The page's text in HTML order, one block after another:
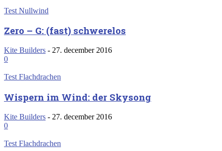
Test Nullwind
Zero – G: (fast) schwerelos
Kite Builders - 27. december 2016
0
Test Flachdrachen
Wispern im Wind: der Skysong
Kite Builders - 27. december 2016
0
Test Flachdrachen